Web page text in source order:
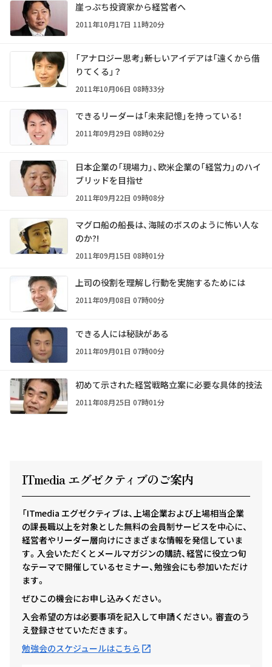
崖っぷち投資家から経営者へ
2011年10月17日 11時20分
「アナロジー思考」――新しいアイデアは「遠くから借
りてくる」？
2011年10月06日 08時33分
できるリーダーは「未来記憶」を持っている！
2011年09月29日 08時02分
日本企業の「現場力」、欧米企業の「経営力」のハイ
ブリッドを目指せ
2011年09月22日 09時08分
マグロ船の船長は、海賊のボスのように怖い人な
のか?!
2011年09月15日 08時01分
上司の役割を理解し行動を実施するためには
2011年09月08日 07時00分
できる人には秘訣がある
2011年09月01日 07時00分
初めて示された経営戦略立案に必要な具体的技法
2011年08月25日 07時01分
ITmedia エグゼクティ ブのご案内
「ITmedia エグゼクティブは、上場企業および上場相当企業
の課長職以上を対象とした無料の会員制サービスを中心に、
経営者やリーダー層向けにさまざまな情報を発信していま
す。入会いただくとメールマガジンの購読、経営に役立つ旬
なテーマで開催しているセミナー、勉強会にも参加いただけ
ます。
ぜひこの機会にお申し込みください。
入会希望の方は必要事項を記入して申請ください。審査のう
え登録させていただきます。
勉強会のスケジュールはこちら